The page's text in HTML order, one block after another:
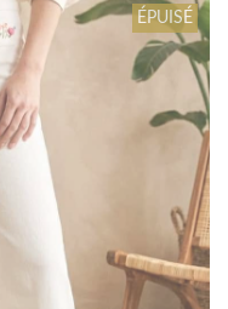
ÉPUISÉ